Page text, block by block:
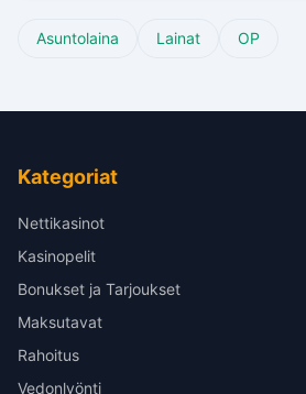
Asuntolaina Lainat OP
Kategoriat
Nettikasinot
Kasinopelit
Bonukset ja Tarjoukset
Maksutavat
Rahoitus
Vedonlyönti